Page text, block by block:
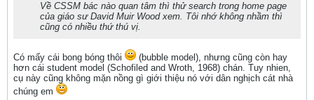
Về CSSM bác nào quan tâm thì thử search trong home page
của giáo sư David Muir Wood xem. Tôi nhớ không nhầm thì
cũng có nhiều thứ thú vị.
Có mấy cái bong bóng thôi
(bubble model), nhưng cũng còn hay
hơn cái student model (Schofiled and Wroth, 1968) chán. Tuy nhien,
cụ này cũng không mặn nồng gì giới thiệu nó với dân nghịch cát nhà
chúng em